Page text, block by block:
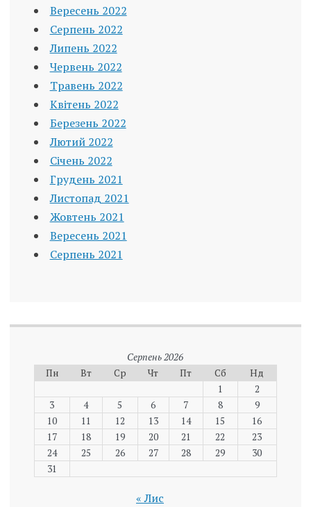
Вересень 2022
Серпень 2022
Липень 2022
Червень 2022
Травень 2022
Квітень 2022
Березень 2022
Лютий 2022
Січень 2022
Грудень 2021
Листопад 2021
Жовтень 2021
Вересень 2021
Серпень 2021
Серпень 2026
Пн
Вт Ср Чт Пт Сб
Нд
1
2
3
4 5 6 7 8
9
10
11 12 13 14 15
16
17
18 19 20 21 22
23
24
25 26 27 28 29
30
31
« Лис